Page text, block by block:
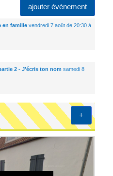
ajouter événement
en famillevendredi 7 août de 20:30 à
2 - J’écris ton nom samedi 8
+